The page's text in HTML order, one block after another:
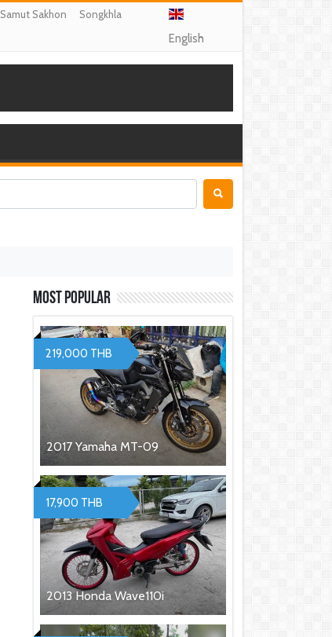
Samut Sakhon
Songkhla
English
Most Popular
2017 Yamaha MT-09
219,000 THB
2013 Honda Wave110i
17,900 THB